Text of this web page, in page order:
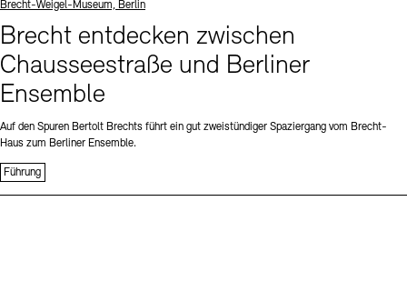
Standort
Brecht-Weigel-Museum, Berlin
Brecht entdecken zwischen
Chausseestraße und Berliner
Ensemble
Auf den Spuren Bertolt Brechts führt ein gut zweistündiger Spaziergang vom Brecht-
Haus zum Berliner Ensemble.
Führung